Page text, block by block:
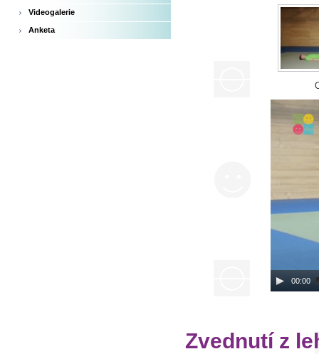
Videogalerie
Anketa
00:00
Zvednutí z